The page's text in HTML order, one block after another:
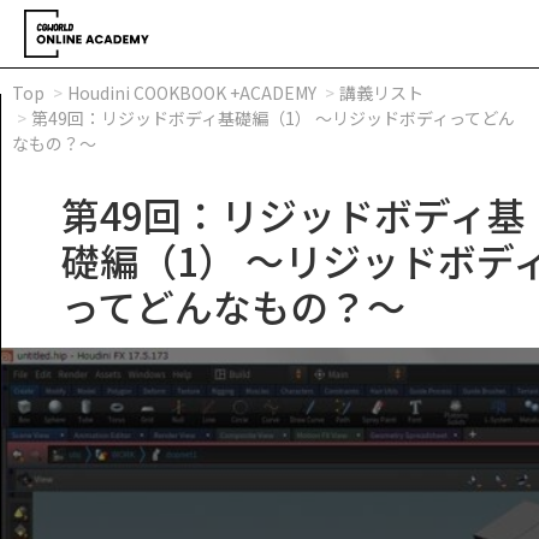
Top Houdini COOKBOOK +ACADEMY
講義リスト
第49回：リジッドボディ基礎編（1） ～リジッドボディってどん
なもの？～
第49回：リジッドボディ基
礎編（1） ～リジッドボデ
ってどんなもの？～